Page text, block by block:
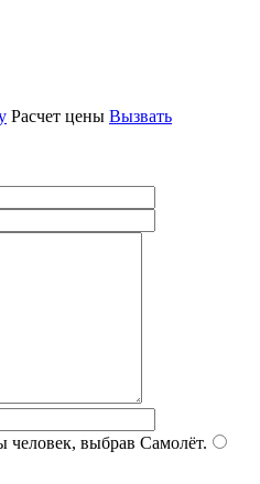
Расчет цены Вызвать
человек, выбрав Самолёт.